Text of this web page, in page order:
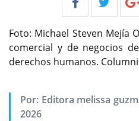
Foto: Michael Steven Mejía
comercial y de negocios
derechos humanos.
Por: Editora melissa
2026